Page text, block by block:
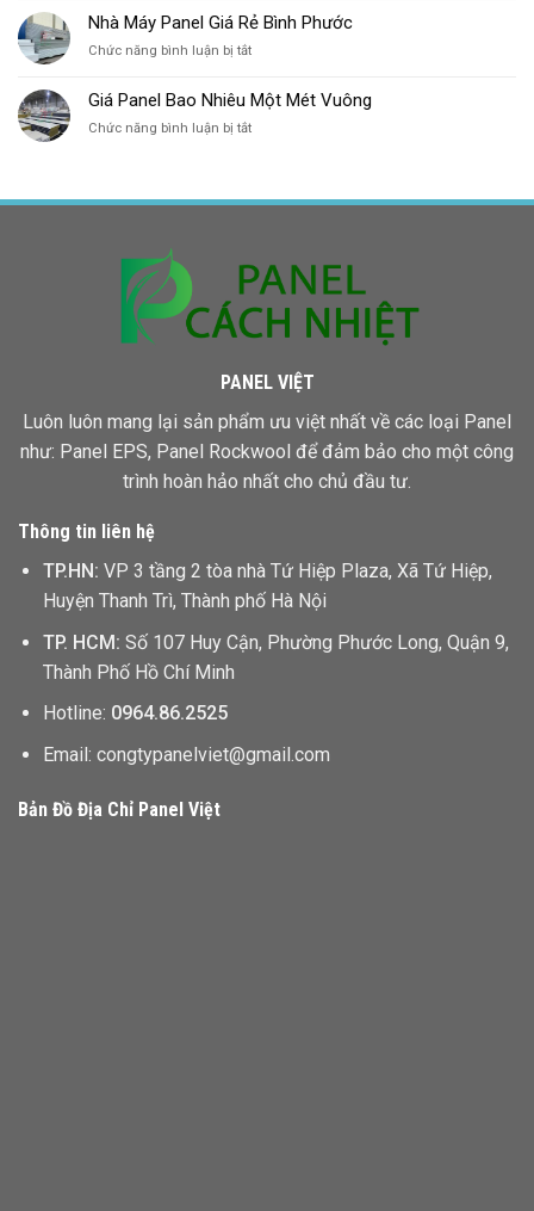
Mùa
Ở
Panel
EPS
Tôn
Á
Nhà Máy Panel Giá Rẻ Bình Phước
Chức năng bình luận bị tắtở
Máy
Panel
Giá
Giá Panel Bao Nhiêu Một Mét Vuông
Chức năng bình luận bị tắtở
Nhiêu
Vuông
PANEL VIỆT
Luôn luôn mang lại sản phẩm ưu việt nhất về các loại Panel
như: Panel EPS, Panel Rockwool để đảm bảo cho một công
trình hoàn hảo nhất cho chủ đầu tư.
Thông tin liên hệ
TP.HN: VP 3 tầng 2 tòa nhà Tứ Hiệp Plaza, Xã Tứ Hiệp,
Huyện Thanh Trì, Thành phố Hà Nội
TP. HCM: Số 107 Huy Cận, Phường Phước Long, Quận 9,
Thành Phố Hồ Chí Minh
Hotline: 0964.86.2525
Email: congtypanelviet@gmail.com
Bản Đồ Địa Chỉ Panel Việt